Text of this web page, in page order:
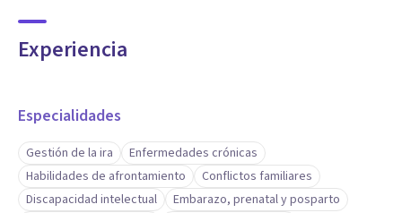
Experiencia
Especialidades
Gestión de la ira
Enfermedades crónicas
Habilidades de afrontamiento
Conflictos familiares
Discapacidad intelectual
Embarazo, prenatal y posparto